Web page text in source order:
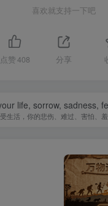
喜欢就支持一下吧
点赞 408 分享
life, sorrow, sadness,
生活，你的悲伤、难过、害怕、